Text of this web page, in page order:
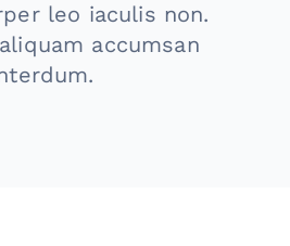
leo iaculis non.
accumsan